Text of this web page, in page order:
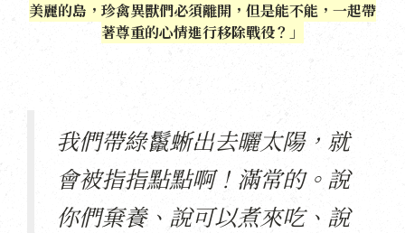
美麗的島，珍禽異獸們必須離開，但是能不能，一起帶
著尊重的心情進行移除戰役？」
我們帶綠鬣蜥出去曬太陽，就
會被指指點點啊！滿常的。說
你們棄養、說可以煮來吃、說